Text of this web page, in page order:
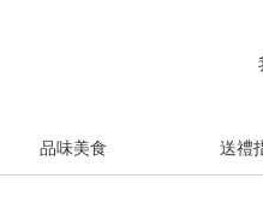
品味美食 送禮